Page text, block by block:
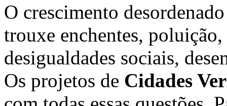
O crescimento
trouxe enchentes,
desigualdades sociais,
Os projetos de Cidades